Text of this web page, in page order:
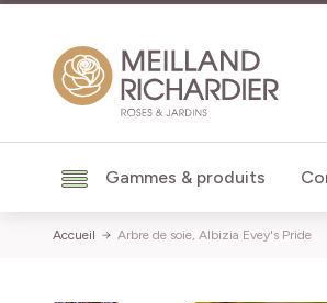
Gammes & produits
Accueil Arbre de soie, Albizia Evey's Pride